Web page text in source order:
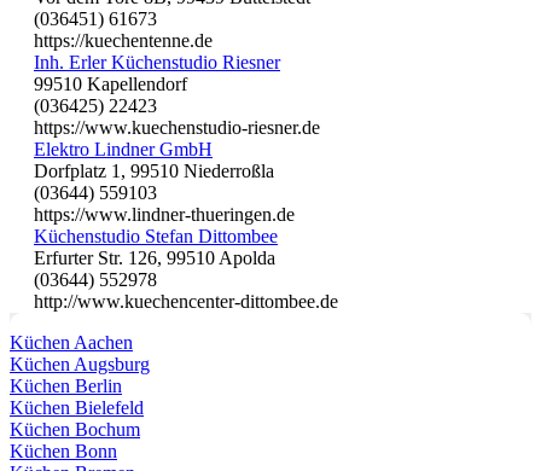
(036451) 61673
https://kuechentenne.de
Inh. Erler Küchenstudio Riesner
99510 Kapellendorf
(036425) 22423
https://www.kuechenstudio-riesner.de
Elektro Lindner GmbH
Dorfplatz 1, 99510 Niederroßla
(03644) 559103
https://www.lindner-thueringen.de
Küchenstudio Stefan Dittombee
Erfurter Str. 126, 99510 Apolda
(03644) 552978
http://www.kuechencenter-dittombee.de
Küchen Aachen
Küchen Augsburg
Küchen Berlin
Küchen Bielefeld
Küchen Bochum
Küchen Bonn